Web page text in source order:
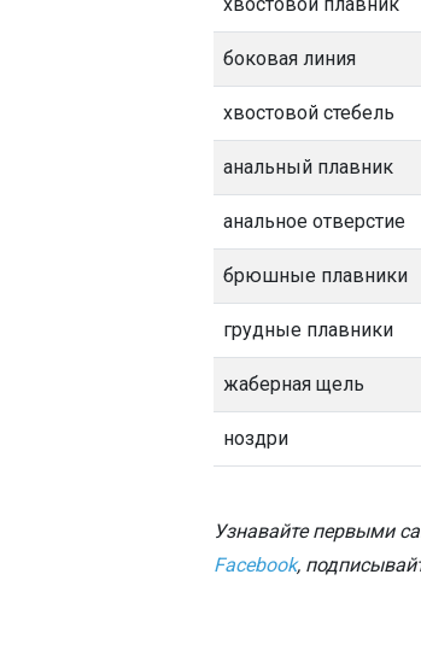
боковая линия
хвостовой стебель
анальный плавник
анальное отверстие
брюшные плавники
грудные плавники
жаберная щель
ноздри
Узнавайте первыми
Facebook,